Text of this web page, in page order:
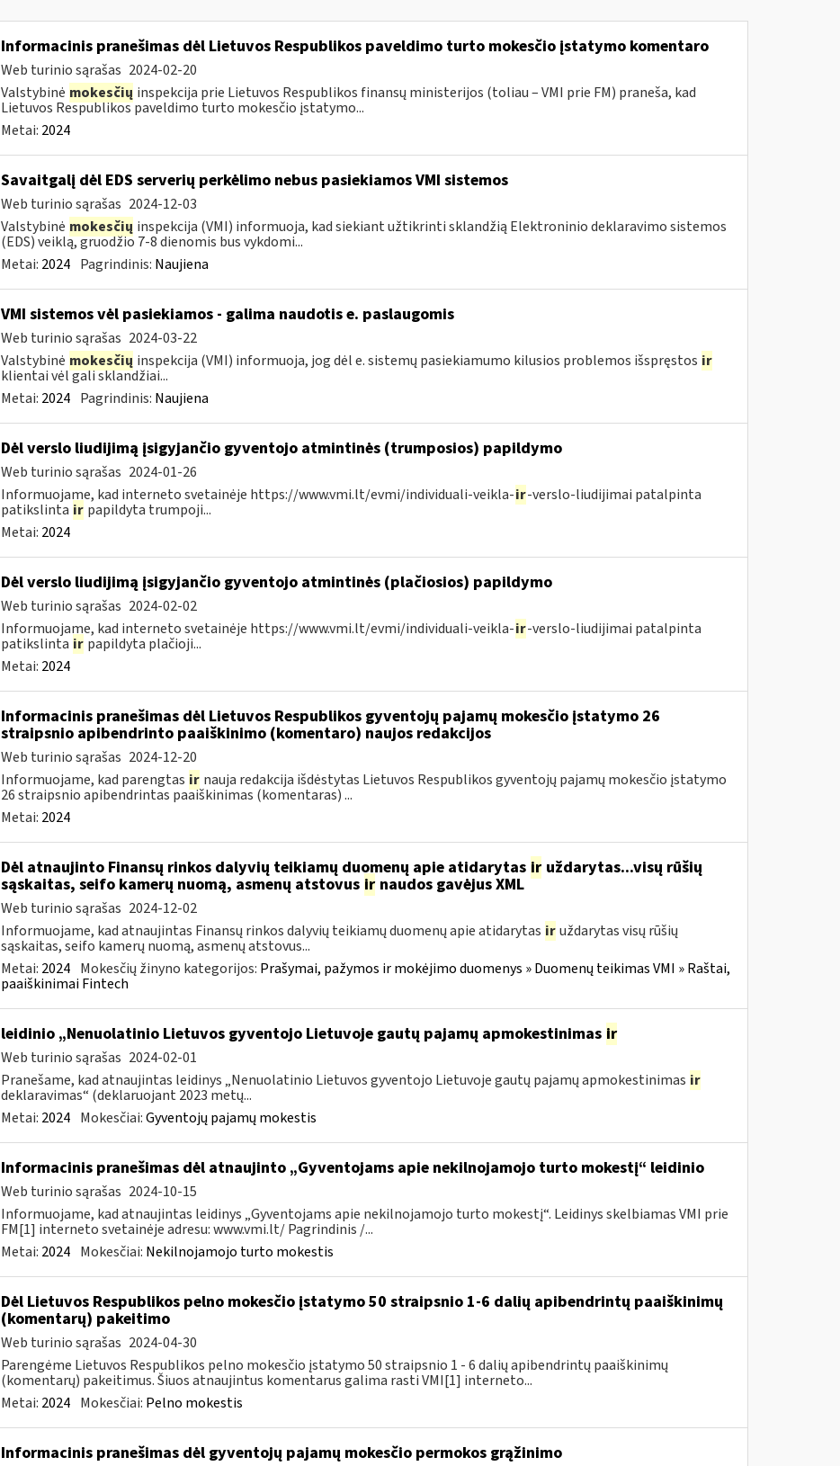
Informacinis pranešimas dėl Lietuvos Respublikos paveldimo turto mokesčio įstatymo komentaro
Web turinio sąrašas 2024-02-20
Valstybinė mokesčių inspekcija prie Lietuvos Respublikos finansų ministerijos (toliau – VMI prie FM) praneša, kad
Lietuvos Respublikos paveldimo turto mokesčio įstatymo...
Metai: 2024
Savaitgalį dėl EDS serverių perkėlimo nebus pasiekiamos VMI sistemos
Web turinio sąrašas 2024-12-03
Valstybinė mokesčių inspekcija (VMI) informuoja, kad siekiant užtikrinti sklandžią Elektroninio deklaravimo sistemos
(EDS) veiklą, gruodžio 7-8 dienomis bus vykdomi...
Metai: 2024 Pagrindinis: Naujiena
VMI sistemos vėl pasiekiamos - galima naudotis e. paslaugomis
Web turinio sąrašas 2024-03-22
Valstybinė mokesčių inspekcija (VMI) informuoja, jog dėl e. sistemų pasiekiamumo kilusios problemos išspręstos ir
klientai vėl gali sklandžiai...
Metai: 2024 Pagrindinis: Naujiena
Dėl verslo liudijimą įsigyjančio gyventojo atmintinės (trumposios) papildymo
Web turinio sąrašas 2024-01-26
Informuojame, kad interneto svetainėje https://www.vmi.lt/evmi/individuali-veikla-ir-verslo-liudijimai patalpinta
patikslinta ir papildyta trumpoji...
Metai: 2024
Dėl verslo liudijimą įsigyjančio gyventojo atmintinės (plačiosios) papildymo
Web turinio sąrašas 2024-02-02
Informuojame, kad interneto svetainėje https://www.vmi.lt/evmi/individuali-veikla-ir-verslo-liudijimai patalpinta
patikslinta ir papildyta plačioji...
Metai: 2024
Informacinis pranešimas dėl Lietuvos Respublikos gyventojų pajamų mokesčio įstatymo 26
straipsnio apibendrinto paaiškinimo (komentaro) naujos redakcijos
Web turinio sąrašas 2024-12-20
Informuojame, kad parengtas ir nauja redakcija išdėstytas Lietuvos Respublikos gyventojų pajamų mokesčio įstatymo
26 straipsnio apibendrintas paaiškinimas (komentaras) ...
Metai: 2024
Dėl atnaujinto Finansų rinkos dalyvių teikiamų duomenų apie atidarytas iruždarytas...visų rūšių
sąskaitas, seifo kamerų nuomą, asmenų atstovus irnaudos gavėjus XML
Web turinio sąrašas 2024-12-02
Informuojame, kad atnaujintas Finansų rinkos dalyvių teikiamų duomenų apie atidarytas ir uždarytas visų rūšių
sąskaitas, seifo kamerų nuomą, asmenų atstovus...
Metai: 2024 Mokesčių žinyno kategorijos: Prašymai, pažymos ir mokėjimo duomenys » Duomenų teikimas VMI » Raštai,
paaiškinimai Fintech
leidinio „Nenuolatinio Lietuvos gyventojo Lietuvoje gautų pajamų apmokestinimas ir
Web turinio sąrašas 2024-02-01
Pranešame, kad atnaujintas leidinys „Nenuolatinio Lietuvos gyventojo Lietuvoje gautų pajamų apmokestinimas ir
deklaravimas“ (deklaruojant 2023 metų...
Metai: 2024 Mokesčiai:Gyventojų pajamų mokestis
Informacinis pranešimas dėl atnaujinto „Gyventojams apie nekilnojamojo turto mokestį“ leidinio
Web turinio sąrašas 2024-10-15
Informuojame, kad atnaujintas leidinys „Gyventojams apie nekilnojamojo turto mokestį“. Leidinys skelbiamas VMI prie
FM[1] interneto svetainėje adresu: www.vmi.lt/ Pagrindinis /...
Metai: 2024 Mokesčiai: Nekilnojamojo turto mokestis
Dėl Lietuvos Respublikos pelno mokesčio įstatymo 50 straipsnio 1-6 dalių apibendrintų paaiškinimų
(komentarų) pakeitimo
Web turinio sąrašas 2024-04-30
Parengėme Lietuvos Respublikos pelno mokesčio įstatymo 50 straipsnio 1 - 6 dalių apibendrintų paaiškinimų
(komentarų) pakeitimus. Šiuos atnaujintus komentarus galima rasti VMI[1] interneto...
Metai: 2024 Mokesčiai: Pelno mokestis
Informacinis pranešimas dėl gyventojų pajamų mokesčio permokos grąžinimo